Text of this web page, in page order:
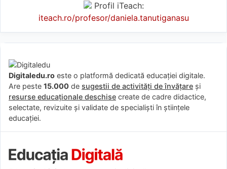
Profil iTeach:
iteach.ro/profesor/daniela.tanutiganasu
Digitaledu.ro este o platformă dedicată educației digitale.
Are peste 15.000 de sugestii de activități de învățare și
resurse educaționale deschise create de cadre didactice,
selectate, revizuite și validate de specialiști în științele
educației.